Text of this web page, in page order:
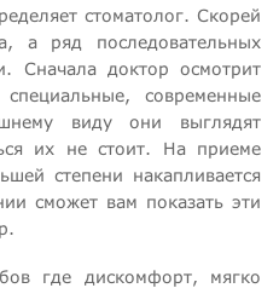
стоматолог. Скорей
а ряд последовательных
Сначала доктор осмотрит
современные
виду они выглядят
их не стоит. На приеме
степени накапливается
сможет вам показать эти
где дискомфорт, мягко